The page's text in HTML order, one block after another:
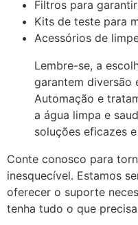
Filtros para
Kits de teste para
Acessórios de
Lembre-se, a
garantem diversão
Automação e
a água limpa e
soluções eficazes
Conte conosco para
inesquecível. Estamos
oferecer o suporte
tenha tudo o que